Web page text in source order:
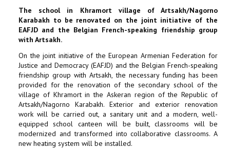
CONTACT
The school in Khramort village of Artsakh/Nagorno
Karabakh to be renovated on the joint initiative of the
EAFJD and the Belgian French-speaking friendship group
with Artsakh.
On the joint initiative of the European Armenian Federation for
Justice and Democracy (EAFJD) and the Belgian French-speaking
friendship group with Artsakh, the necessary funding has been
provided for the renovation of the secondary school of the
village of Khramort in the Askeran region of the Republic of
Artsakh/Nagorno Karabakh. Exterior and exterior renovation
work will be carried out, a sanitary unit and a modern, well-
equipped school canteen will be built, classrooms will be
modernized and transformed into collaborative classrooms. A
new heating system will be installed.